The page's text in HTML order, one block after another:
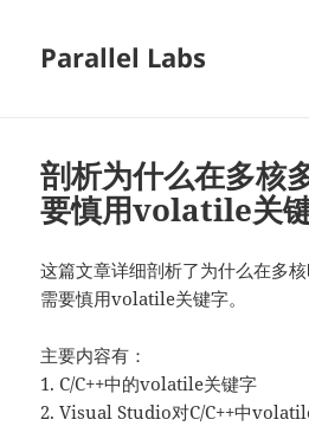
Parallel Labs
剖析为什么在多核
要慎用volatile关
这篇文章详细剖析了为什么在多
需要慎用volatile关键字。
主要内容有：
1. C/C++中的volatile关键字
2. Visual Studio对C/C++中